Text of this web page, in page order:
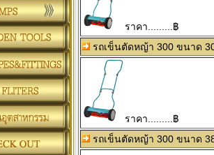
ราคา.........฿
รถเข็นตัดหญ้า 300 ขนาด
ราคา.........฿
รถเข็นตัดหญ้า 300 ขนาด